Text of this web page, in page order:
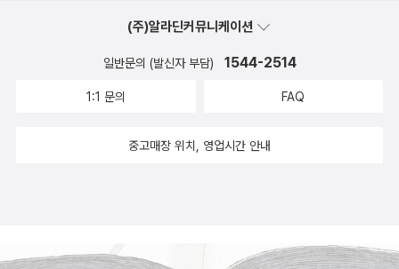
다고 강조합니다.현실에서 쉽게 지나치는 불편의 가치를 일깨워주는
책으로 꾸준히 주목받고 있습니다.KEYWORD ▶ 편안함의 습격 독
| 『주술회전 30 (더블 특장판)』 – 아쿠타미 게게일본 인기 만화 『주
블 특장판으로 발매된 30권은 수집 가치를 높이며 팬들에게 뜨거운
| 『호의에 대하여』 – 문형배문형배 작가의 『호의에 대하여』는 인간
(주)알라딘커뮤니케이션
일반문의 (발신자 부담) 1544-2514
1:1 문의 FAQ
중고매장 위치, 영업시간 안내